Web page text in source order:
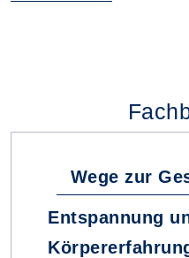
Wege zur
Entspannung